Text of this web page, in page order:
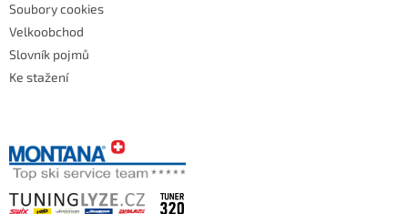
Soubory cookies
Velkoobchod
Slovník pojmů
Ke stažení